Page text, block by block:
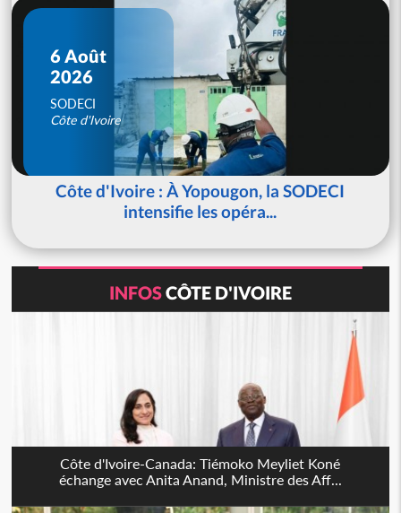
6 Août
2026
SODECI
Côte d'Ivoire
Côte d'Ivoire : À Yopougon, la SODECI
intensifie les opéra...
INFOSCÔTE D'IVOIRE
Côte d'Ivoire-Canada: Tiémoko Meyliet Koné
échange avec Anita Anand, Ministre des Aff...